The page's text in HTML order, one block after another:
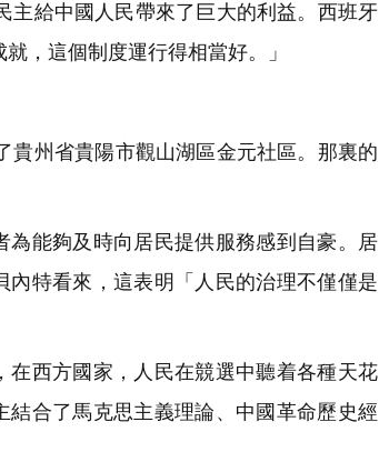
給中國人民帶來了巨大的利益。西班牙
，這個制度運行得相當好。」
州省貴陽市觀山湖區金元社區。那裏的
能夠及時向居民提供服務感到自豪。居
特看來，這表明「人民的治理不僅僅是
西方國家，人民在競選中聽着各種天花
合了馬克思主義理論、中國革命歷史經